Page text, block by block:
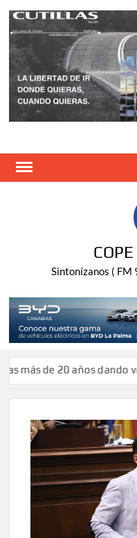
Saltar
contenido
Sintonízanos ( FM
de 20 años dando voz